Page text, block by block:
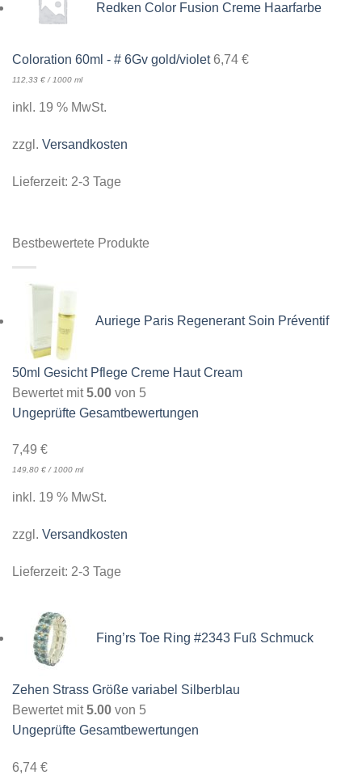
Redken Color Fusion Creme Haarfarbe
Coloration 60ml - # 6Gv gold/violet 6,74 €
112,33 € / 1000 ml
inkl. 19 % MwSt.
zzgl. Versandkosten
Lieferzeit: 2-3 Tage
Bestbewertete Produkte
Auriege Paris Regenerant Soin Préventif
50ml Gesicht Pflege Creme Haut Cream
Bewertet mit5.00 von 5
Ungeprüfte Gesamtbewertungen
7,49 €
149,80 €/1000 ml
inkl. 19 % MwSt.
zzgl. Versandkosten
Lieferzeit: 2-3 Tage
Fing’rs Toe Ring #2343 Fuß Schmuck
Zehen Strass Größe variabel Silberblau
Bewertet mit5.00 von 5
Ungeprüfte Gesamtbewertungen
6,74 €